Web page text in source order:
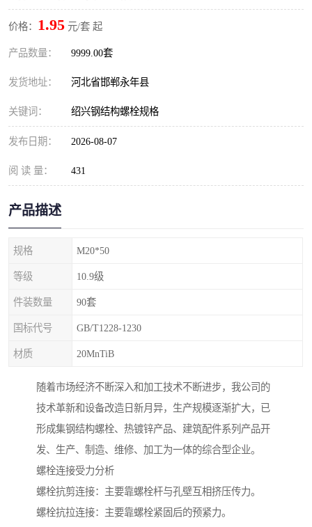
价格： 1.95 元/套 起
产品数量： 9999.00套
发货地址： 河北省邯郸永年县
关键词： 绍兴钢结构螺栓规格
发布日期： 2026-08-07
阅 读 量： 431
产品描述
规格 M20*50
等级 10.9级
件装数量 90套
国标代号 GB/T1228-1230
材质 20MnTiB
随着市场经济不断深入和加工技术不断进步，我公司的
技术革新和设备改造日新月异，生产规模逐渐扩大，已
形成集钢结构螺栓、热镀锌产品、建筑配件系列产品开
发、生产、制造、维修、加工为一体的综合型企业。
螺栓连接受力分析
螺栓抗剪连接：主要靠螺栓杆与孔壁互相挤压传力。
螺栓抗拉连接：主要靠螺栓紧固后的预紧力。